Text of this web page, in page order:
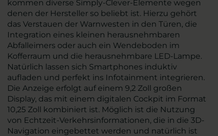
kommen diverse Simply-Clever-Elemente wegen
denen der Hersteller so beliebt ist. Hierzu gehört
das Verstauen der Warnwesten in den Türen, die
Integration eines kleinen herausnehmbaren
Abfalleimers oder auch ein Wendeboden im
Kofferraum und die herausnehmbare LED-Lampe.
Natürlich lassen sich Smartphones induktiv
aufladen und perfekt ins Infotainment integrieren.
Die Anzeige erfolgt auf einem 9,2 Zoll großen
Display, das mit einem digitalen Cockpit im Format
10,25 Zoll kombiniert ist. Möglich ist die Nutzung
von Echtzeit-Verkehrsinformationen, die in die 3D-
Navigation eingebettet werden und natürlich ist